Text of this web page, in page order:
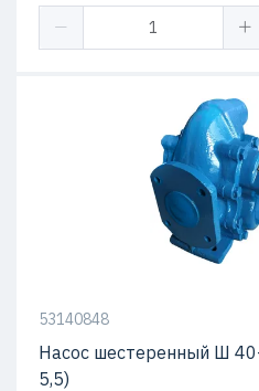
53140848
Насос шестеренный Ш
5,5)